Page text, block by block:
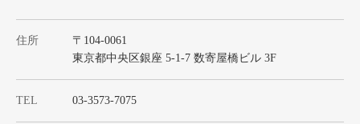
住所
〒104-0061
東京都中央区銀座 5-1-7 数寄屋橋ビル 3F
TEL 03-3573-7075